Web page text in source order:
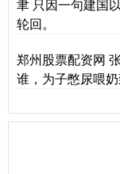
聿 只因一句建国
轮回。
郑州股票配资网
谁，为子憋尿喂